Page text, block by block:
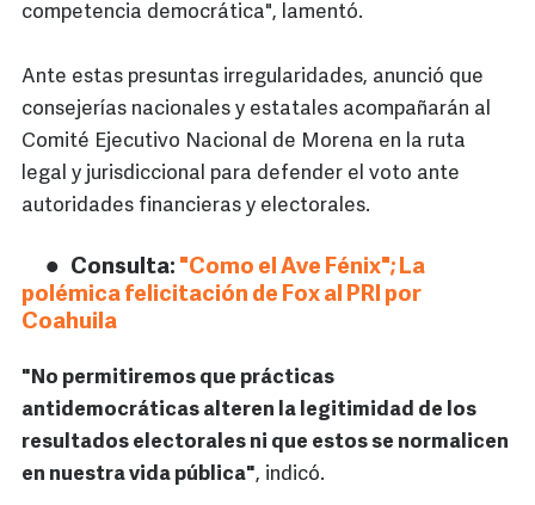
competencia democrática", lamentó.
Ante estas presuntas irregularidades, anunció que
consejerías nacionales y estatales acompañarán al
Comité Ejecutivo Nacional de Morena en la ruta
legal y jurisdiccional para defender el voto ante
autoridades financieras y electorales.
Consulta: "Como el Ave Fénix"; La
polémica felicitación de Fox al PRI por
Coahuila
"No permitiremos que prácticas
antidemocráticas alteren la legitimidad de los
resultados electorales ni que estos se normalicen
en nuestra vida pública", indicó.